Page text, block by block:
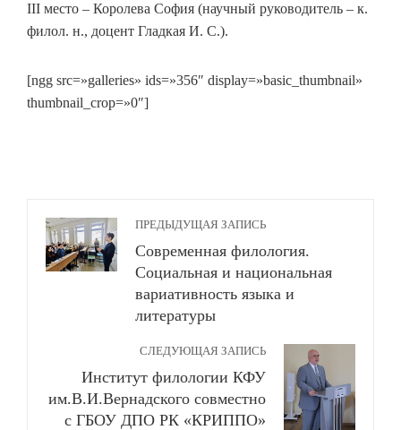
ІІІ место – Королева София (научный руководитель – к.
филол. н., доцент Гладкая И. С.).
[ngg src=»galleries» ids=»356″ display=»basic_thumbnail»
thumbnail_crop=»0″]
ПРЕДЫДУЩАЯ ЗАПИСЬ
Современная филология.
Социальная и национальная
вариативность языка и
литературы
СЛЕДУЮЩАЯ ЗАПИСЬ
Институт филологии КФУ
им.В.И.Вернадского совместно
с ГБОУ ДПО РК «КРИППО»